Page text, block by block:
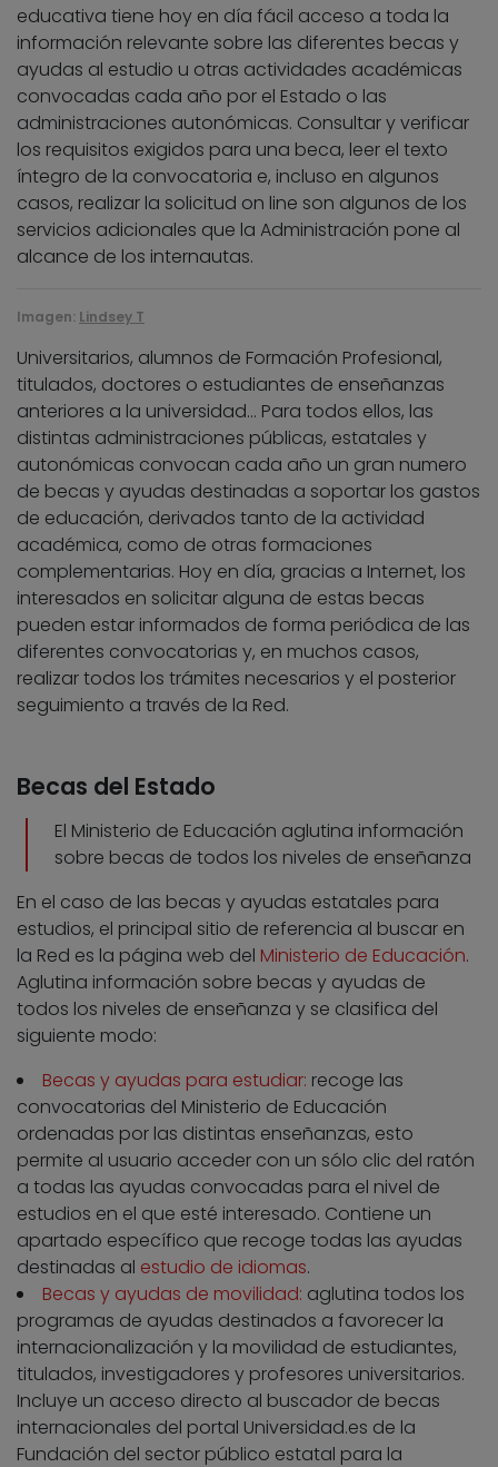
educativa tiene hoy en día fácil acceso a toda la
información relevante sobre las diferentes becas y
ayudas al estudio u otras actividades académicas
convocadas cada año por el Estado o las
administraciones autonómicas. Consultar y verificar
los requisitos exigidos para una beca, leer el texto
íntegro de la convocatoria e, incluso en algunos
casos, realizar la solicitud on line son algunos de los
servicios adicionales que la Administración pone al
alcance de los internautas.
Imagen: Lindsey T
Universitarios, alumnos de Formación Profesional,
titulados, doctores o estudiantes de enseñanzas
anteriores a la universidad… Para todos ellos, las
distintas administraciones públicas, estatales y
autonómicas convocan cada año un gran numero
de becas y ayudas destinadas a soportar los gastos
de educación, derivados tanto de la actividad
académica, como de otras formaciones
complementarias. Hoy en día, gracias a Internet, los
interesados en solicitar alguna de estas becas
pueden estar informados de forma periódica de las
diferentes convocatorias y, en muchos casos,
realizar todos los trámites necesarios y el posterior
seguimiento a través de la Red.
Becas del Estado
El Ministerio de Educación aglutina información
sobre becas de todos los niveles de enseñanza
En el caso de las becas y ayudas estatales para
estudios, el principal sitio de referencia al buscar en
la Red es la página web del Ministerio de Educación.
Aglutina información sobre becas y ayudas de
todos los niveles de enseñanza y se clasifica del
siguiente modo:
Becas y ayudas para estudiar: recoge las
convocatorias del Ministerio de Educación
ordenadas por las distintas enseñanzas, esto
permite al usuario acceder con un sólo clic del ratón
a todas las ayudas convocadas para el nivel de
estudios en el que esté interesado. Contiene un
apartado específico que recoge todas las ayudas
destinadas al estudio de idiomas.
Becas y ayudas de movilidad: aglutina todos los
programas de ayudas destinados a favorecer la
internacionalización y la movilidad de estudiantes,
titulados, investigadores y profesores universitarios.
Incluye un acceso directo al buscador de becas
internacionales del portal Universidad.es de la
Fundación del sector público estatal para la